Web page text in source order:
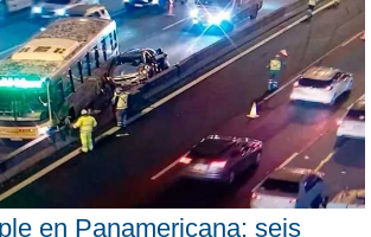
en Panamericana: seis